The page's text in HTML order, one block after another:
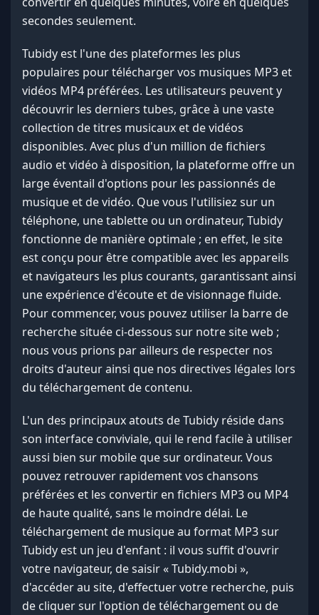
secondes seulement.
Tubidy est l'une des plateformes les plus
populaires pour télécharger vos musiques MP3 et
vidéos MP4 préférées. Les utilisateurs peuvent y
découvrir les derniers tubes, grâce à une vaste
collection de titres musicaux et de vidéos
disponibles. Avec plus d'un million de fichiers
audio et vidéo à disposition, la plateforme offre un
large éventail d'options pour les passionnés de
musique et de vidéo. Que vous l'utilisiez sur un
téléphone, une tablette ou un ordinateur, Tubidy
fonctionne de manière optimale ; en effet, le site
est conçu pour être compatible avec les appareils
et navigateurs les plus courants, garantissant ainsi
une expérience d'écoute et de visionnage fluide.
Pour commencer, vous pouvez utiliser la barre de
recherche située ci-dessous sur notre site web ;
nous vous prions par ailleurs de respecter nos
droits d'auteur ainsi que nos directives légales lors
du téléchargement de contenu.
L'un des principaux atouts de Tubidy réside dans
son interface conviviale, qui le rend facile à utiliser
aussi bien sur mobile que sur ordinateur. Vous
pouvez retrouver rapidement vos chansons
préférées et les convertir en fichiers MP3 ou MP4
de haute qualité, sans le moindre délai. Le
téléchargement de musique au format MP3 sur
Tubidy est un jeu d'enfant : il vous suffit d'ouvrir
votre navigateur, de saisir « Tubidy.mobi »,
d'accéder au site, d'effectuer votre recherche, puis
de cliquer sur l'option de téléchargement ou de